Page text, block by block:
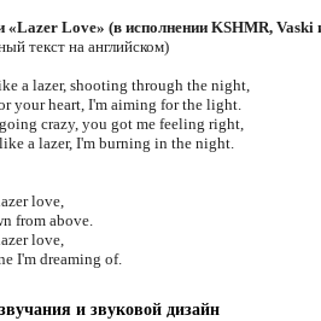
«Lazer Love» (в исполнении KSHMR,
текст на английском)
a lazer, shooting through the night,
your heart, I'm aiming for the light.
crazy, you got me feeling right,
a lazer, I'm burning in the night.
love,
from above.
love,
I'm dreaming of.
и звуковой дизайн